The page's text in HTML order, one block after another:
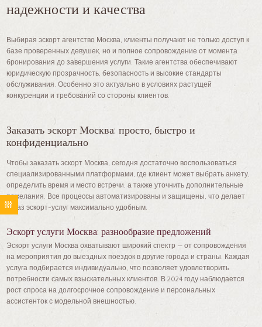
надежности и качества
Выбирая эскорт агентство Москва, клиенты получают не только доступ к
базе проверенных девушек, но и полное сопровождение от момента
бронирования до завершения услуги. Такие агентства обеспечивают
юридическую прозрачность, безопасность и высокие стандарты
обслуживания. Особенно это актуально в условиях растущей
конкуренции и требований со стороны клиентов.
Заказать эскорт Москва: просто, быстро и
конфиденциально
Чтобы заказать эскорт Москва, сегодня достаточно воспользоваться
специализированными платформами, где клиент может выбрать анкету,
определить время и место встречи, а также уточнить дополнительные
пожелания. Все процессы автоматизированы и защищены, что делает
заказ эскорт-услуг максимально удобным.
Эскорт услуги Москва: разнообразие предложений
Эскорт услуги Москва охватывают широкий спектр — от сопровождения
на мероприятия до выездных поездок в другие города и страны. Каждая
услуга подбирается индивидуально, что позволяет удовлетворить
потребности самых взыскательных клиентов. В 2024 году наблюдается
рост спроса на долгосрочное сопровождение и персональных
ассистенток с модельной внешностью.